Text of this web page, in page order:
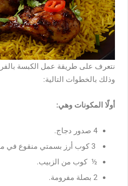
نتعرف على طريقة عمل الكبسة
وذلك بالخطوات التالية:
أولًا المكونات وهي:
4 صدور دجاج.
½ كوب من الزبيب.
2 بصلة مفرومة.